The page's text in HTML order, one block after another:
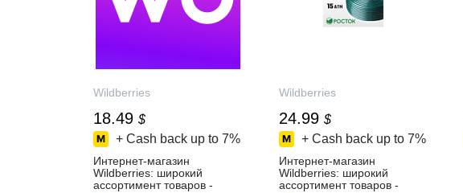
Wildberries
18.49 $
+ Cash back up to 7%
Интернет‑магазин
Wildberries: широкий
ассортимент товаров -
Wildberries
24.99 $
+ Cash back up to 7%
Интернет‑магазин
Wildberries: широкий
ассортимент товаров -